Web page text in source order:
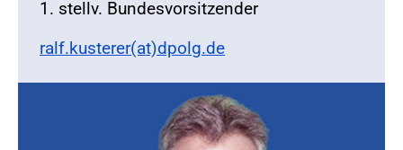
1. stellv. Bundesvorsitzender
ralf.kusterer(at)dpolg.de